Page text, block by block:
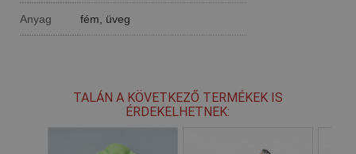
Anyag fém, üveg
TALÁN A KÖVETKEZŐ TERMÉKEK IS
ÉRDEKELHETNEK: